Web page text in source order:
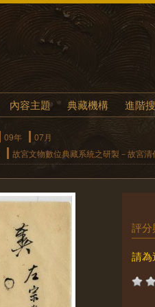
內容主題 典藏機構 進階
09年
07月
故宮文物數位典藏系統之研製－故宮
評分
請為